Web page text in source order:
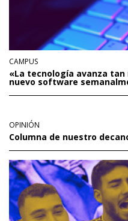
CAMPUS
«La tecnología avanza
nuevo software
OPINIÓN
Columna de nuestro